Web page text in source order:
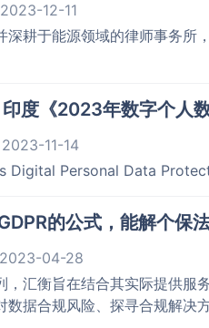
2023-12-11
深耕于能源领域的律师事务所
度《2023年数字个人
2023-11-14
Digital Personal Data
的公式，能解个保
2023-04-28
，汇衡旨在结合其实际提供服
据合规风险、探寻合规解决方